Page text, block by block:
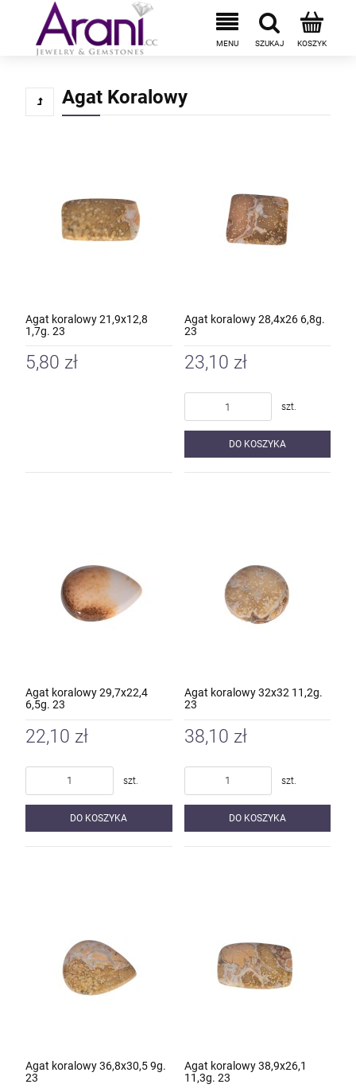
Agat Koralowy
Agat koralowy 21,9x12,8
1,7g. 23
5,80 zł
Agat koralowy 28,4x26 6,8g.
23
23,10 zł
szt.
DO KOSZYKA
Agat koralowy 29,7x22,4
6,5g. 23
22,10 zł
szt.
DO KOSZYKA
Agat koralowy 32x32 11,2g.
23
38,10 zł
szt.
DO KOSZYKA
Agat koralowy 36,8x30,5 9g.
23
Agat koralowy 38,9x26,1
11,3g. 23